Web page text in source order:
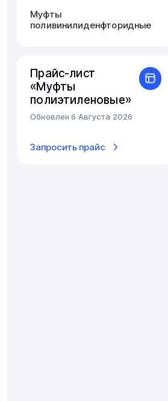
Муфты
поливинилиденфторидные
Прайс-лист
«Муфты
полиэтиленовые»
Обновлен 6 Августа 2026
Запросить прайс